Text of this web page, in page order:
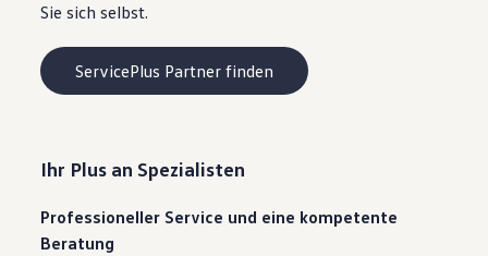
Sie sich selbst.
ServicePlus Partner finden
Ihr Plus an Spezialisten
Professioneller Service und eine kompetente
Beratung